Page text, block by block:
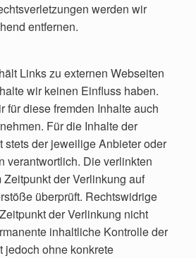
werden wir
entfernen.
Links zu externen Webseiten
wir keinen Einfluss haben.
für diese fremden Inhalte auch
Für die Inhalte der
stets der jeweilige Anbieter oder
verantwortlich. Die verlinkten
der Verlinkung auf
überprüft. Rechtswidrige
der Verlinkung nicht
inhaltliche Kontrolle der
jedoch ohne konkrete